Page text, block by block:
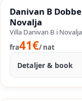
SALES
OP TIL −46%
Danivan B
Novalja
Villa Danivan B i Novalja
fra41€/nat
Detaljer & book